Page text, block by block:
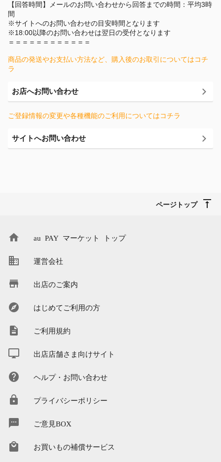
【回答時間】メールのお問い合わせから回答までの時間：平均3時
間
※サイトへのお問い合わせの目安時間となります
※18:00以降のお問い合わせは翌日の受付となります
＝＝＝＝＝＝＝＝＝＝＝＝
商品の発送やお支払い方法など、購入後のお取引についてはコチ
ラ
お店へお問い合わせ
ご登録情報の変更や各種機能のご利用についてはコチラ
サイトへお問い合わせ
ページトップ
au PAY マーケット トップ
運営会社
出店のご案内
はじめてご利用の方
ご利用規約
出店店舗さま向けサイト
ヘルプ・お問い合わせ
プライバシーポリシー
ご意見BOX
お買いもの補償サービス